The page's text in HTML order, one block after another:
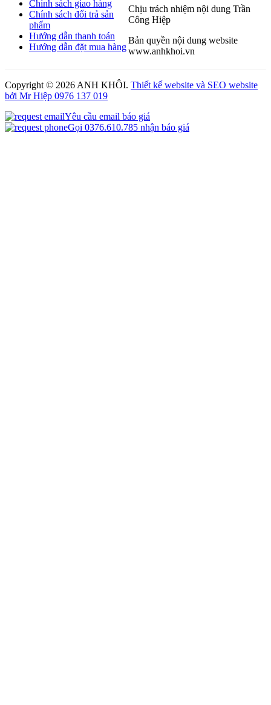
Chính sách giao hàng
Chính sách đổi trả sản
phẩm
Hướng dẫn thanh toán
Hướng dẫn đặt mua hàng
Chịu trách nhiệm nội dung Trần
Công Hiệp
Bản quyền nội dung website
www.anhkhoi.vn
Copyright © 2026 ANH KHÔI. Thiết kế website và SEO website
bởi Mr Hiệp 0976 137 019
Yêu cầu email báo giá
Gọi 0376.610.785 nhận báo giá